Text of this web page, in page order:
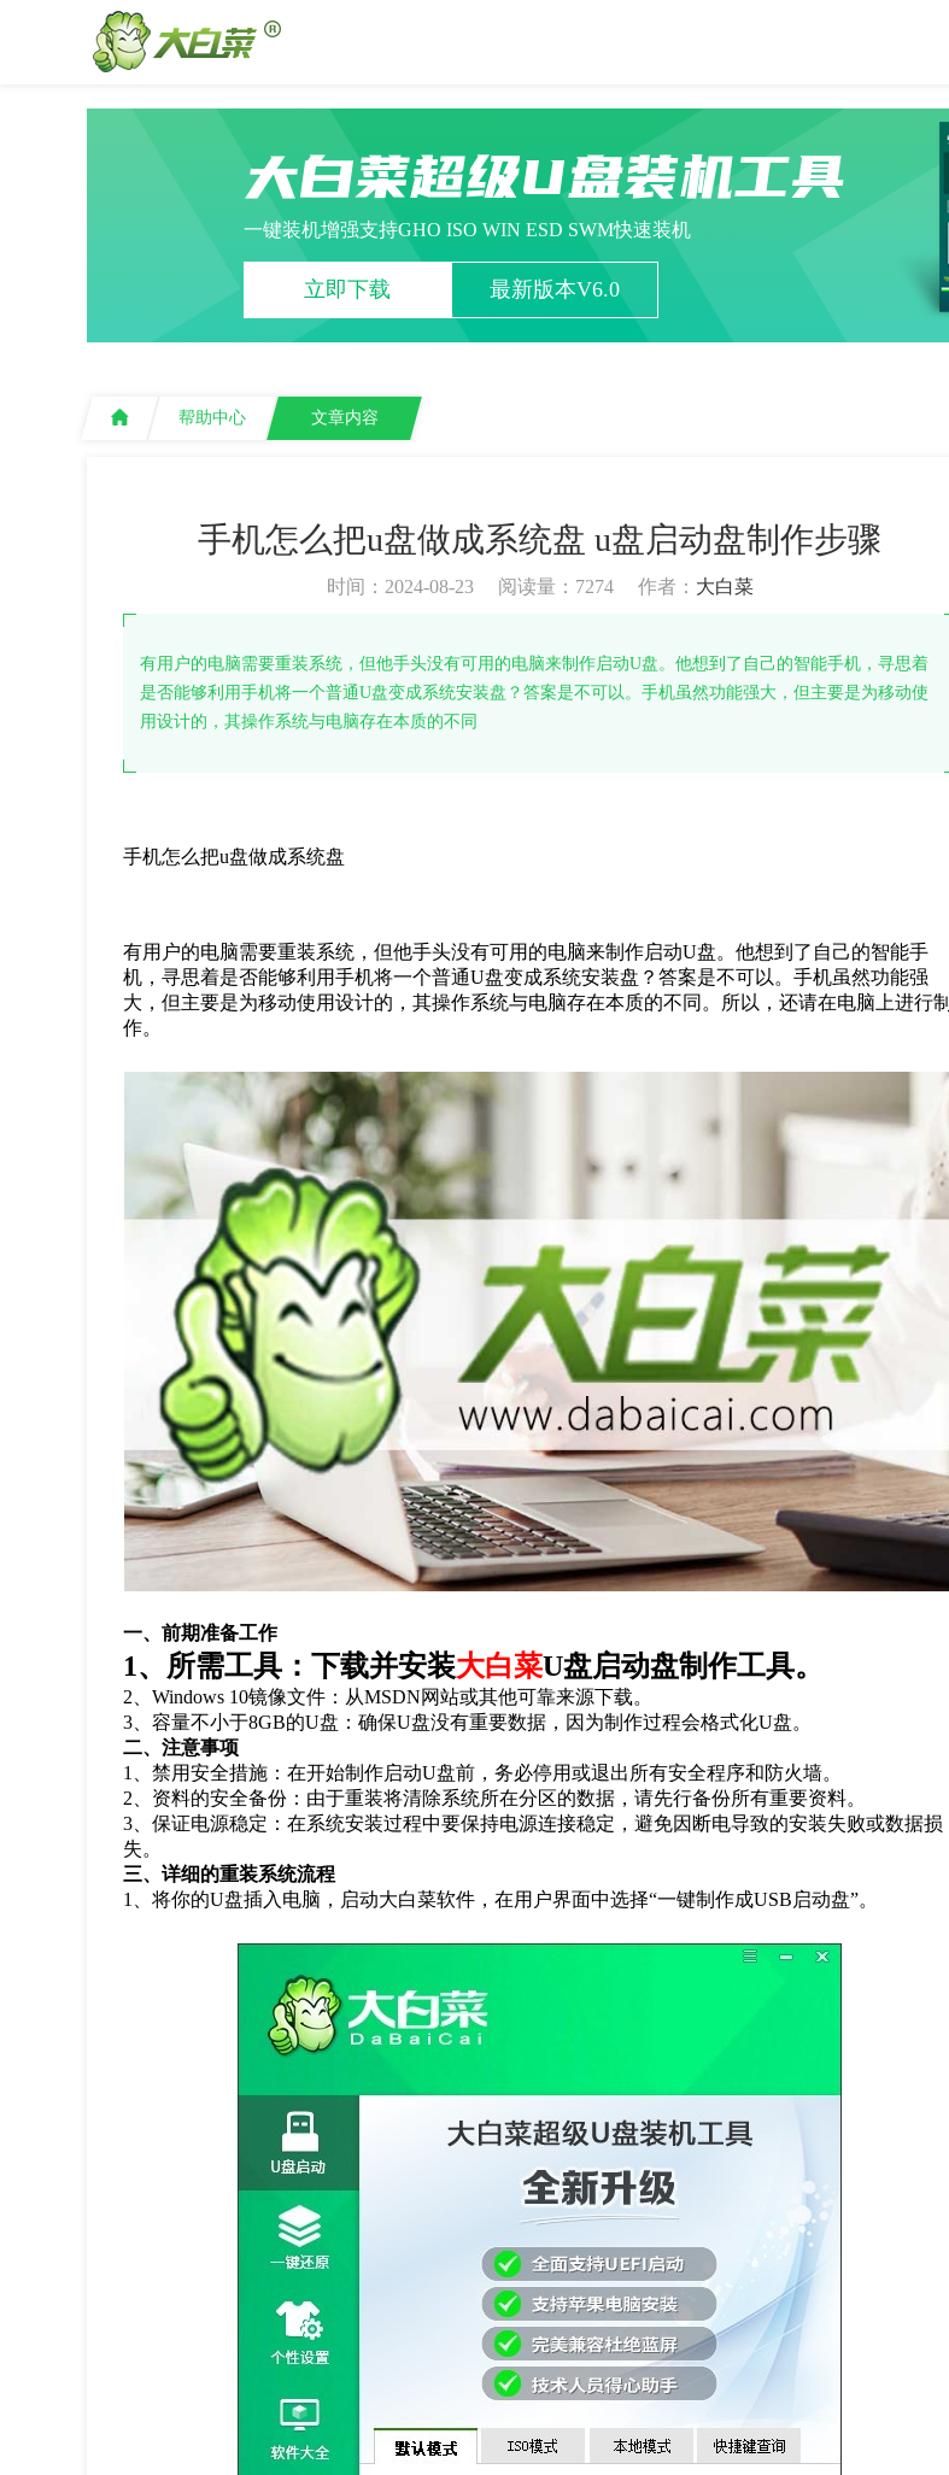
大白菜超级U盘装机工具
一键装机增强支持GHO ISO WIN ESD SWM快速装机
立即下载 最新版本V6.0
帮助中心 文章内容
手机怎么把u盘做成系统盘 u盘启动盘制作步骤
时间：2024-08-23 阅读量： 7274 作者： 大白菜
有用户的电脑需要重装系统，但他手头没有可用的电脑来制作启动U盘。他想到了自己的智能手机，寻思着
是否能够利用手机将一个普通U盘变成系统安装盘？答案是不可以。手机虽然功能强大，但主要是为移动使
用设计的，其操作系统与电脑存在本质的不同
手机怎么把u盘做成系统盘
有用户的电脑需要重装系统，但他手头没有可用的电脑来制作启动U盘。他想到了自己的智能手
机，寻思着是否能够利用手机将一个普通U盘变成系统安装盘？答案是不可以。手机虽然功能强
大，但主要是为移动使用设计的，其操作系统与电脑存在本质的不同。所以，还请在电脑上进行制
作。
一、前期准备工作
1、所需工具：下载并安装大白菜U盘启动盘制作工具。
2 、Windows 10镜像文件：从MSDN网站或其他可靠来源下载。
3 、容量不小于8GB的U盘：确保U盘没有重要数据，因为制作过程会格式化U盘。
二、注意事项
1
、禁用安全措施：在开始制作启动U盘前，务必停用或退出所有安全程序和防火墙。
2 、资料的安全备份：由于重装将清除系统所在分区的数据，请先行备份所有重要资料。
3 、保证电源稳定：在系统安装过程中要保持电源连接稳定，避免因断电导致的安装失败或数据损
失。
三、详细的重装系统流程
1
、将你的U盘插入电脑，启动大白菜软件，在用户界面中选择“一键制作成USB 启动盘”。